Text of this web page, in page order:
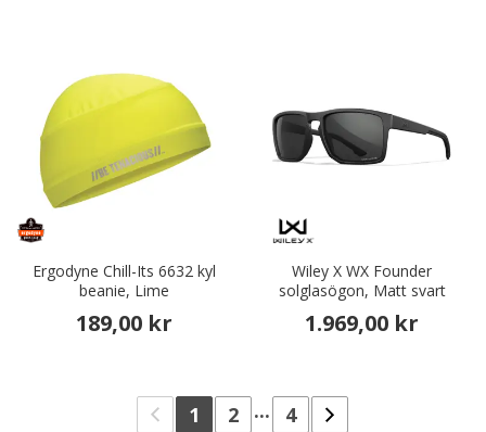
Ergodyne Chill-Its 6632 kyl
beanie, Lime
189,00 kr
Wiley X WX Founder
solglasögon, Matt svart
1.969,00 kr
1 2 ... 4